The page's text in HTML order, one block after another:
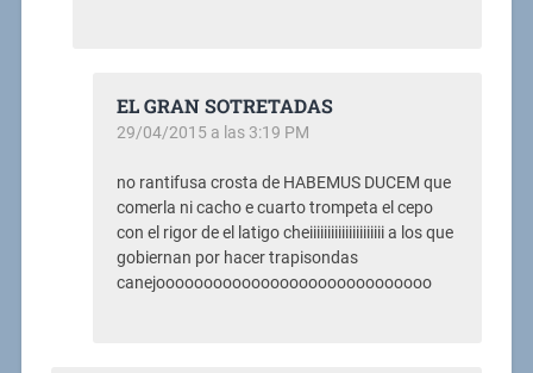
EL GRAN SOTRETADAS
29/04/2015 a las 3:19 PM
no rantifusa crosta de HABEMUS DUCEM que
comerla ni cacho e cuarto trompeta el cepo
con el rigor de el latigo cheiiiiiiiiiiiiiiiiiiiii a los que
gobiernan por hacer trapisondas
canejooooooooooooooooooooooooooooo